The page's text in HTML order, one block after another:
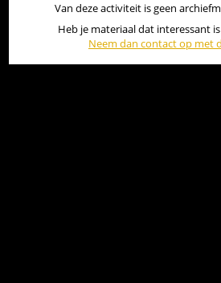
Van deze activiteit is geen
Heb je materiaal dat interessant
Neem dan contact op met